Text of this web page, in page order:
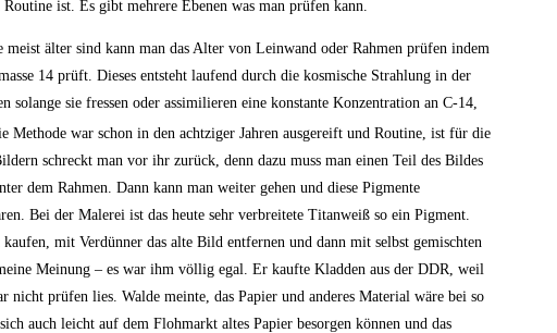
ist. Es gibt mehrere Ebenen was man prüfen kann.
älter sind kann man das Alter von Leinwand oder Rahmen prüfen indem
14 prüft. Dieses entsteht laufend durch die kosmische Strahlung in der
sie fressen oder assimilieren eine konstante Konzentration an C-14,
Methode war schon in den achtziger Jahren ausgereift und Routine, ist für die
schreckt man vor ihr zurück, denn dazu muss man einen Teil des Bildes
dem Rahmen. Dann kann man weiter gehen und diese Pigmente
Bei der Malerei ist das heute sehr verbreitete Titanweiß so ein Pigment.
mit Verdünner das alte Bild entfernen und dann mit selbst gemischten
Meinung – es war ihm völlig egal. Er kaufte Kladden aus der DDR, weil
nicht prüfen lies. Walde meinte, das Papier und anderes Material wäre bei so
auch leicht auf dem Flohmarkt altes Papier besorgen können und das